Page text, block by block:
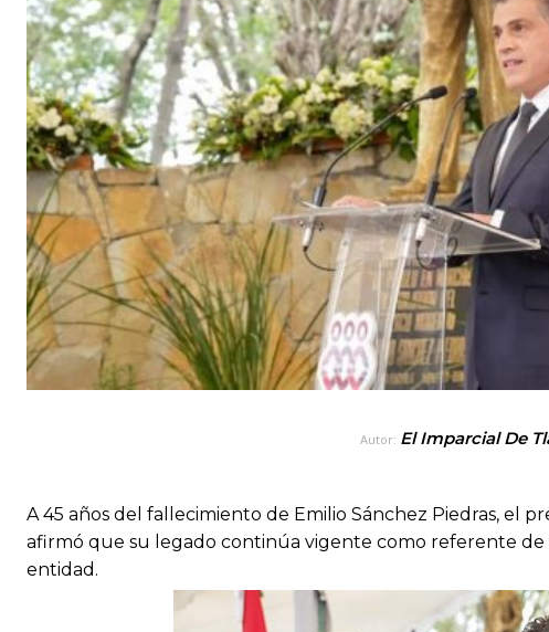
Autor: El Imparcial De
A 45 años del fallecimiento de Emilio Sánchez Piedras, el
afirmó que su legado continúa vigente como referente de
entidad.